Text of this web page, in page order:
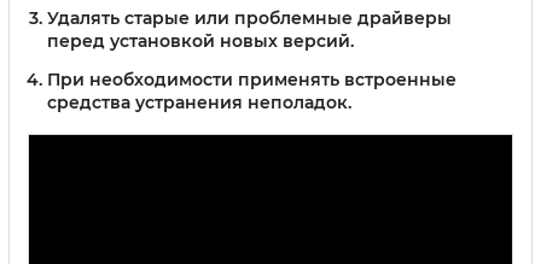
Удалять старые или проблемные драйверы
перед установкой новых версий.
При необходимости применять встроенные
средства устранения неполадок.